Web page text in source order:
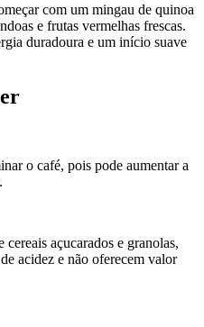
com um mingau de quinoa
e frutas vermelhas frescas.
duradoura e um início suave
o café, pois pode aumentar a
cereais açucarados e granolas,
acidez e não oferecem valor